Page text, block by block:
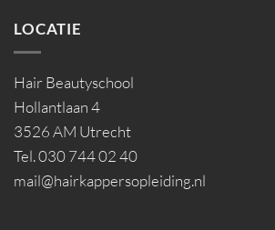
LOCATIE
Hair Beautyschool
Hollantlaan 4
3526 AM Utrecht
Tel. 030 744 02 40
mail@hairkappersopleiding.nl